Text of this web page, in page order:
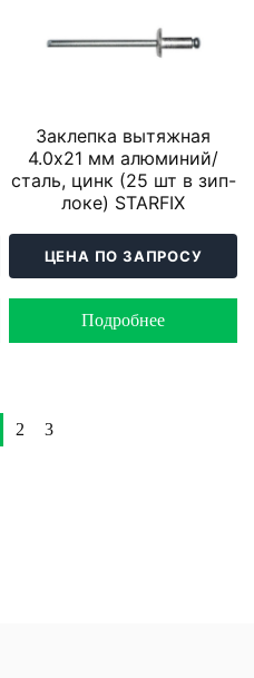
Заклепка вытяжная
4.0х21 мм алюминий/
сталь, цинк (25 шт в зип-
локе) STARFIX
ЦЕНА ПО ЗАПРОСУ
Подробнее
2 3